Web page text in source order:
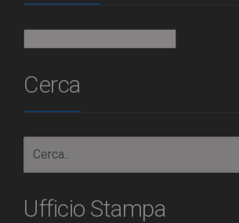
Cerca
Ufficio Stampa